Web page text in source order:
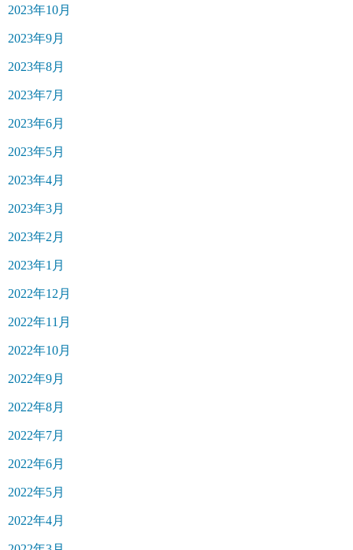
2023年10月
2023年9月
2023年8月
2023年7月
2023年6月
2023年5月
2023年4月
2023年3月
2023年2月
2023年1月
2022年12月
2022年11月
2022年10月
2022年9月
2022年8月
2022年7月
2022年6月
2022年5月
2022年4月